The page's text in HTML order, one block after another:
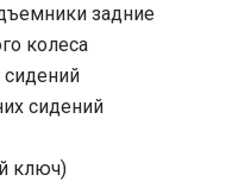
задние
колеса
сидений
сидений
ключ)